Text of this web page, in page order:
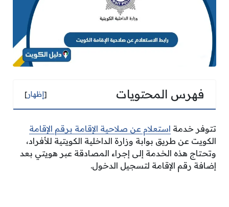
فهرس المحتويات [إظهار]
تتوفر خدمة استعلام عن صلاحية الإقامة برقم الإقامة
الكويت عن طريق بوابة وزارة الداخلية الكويتية للأفراد،
وتحتاج هذه الخدمة إلى إجراء المصادقة عبر هويتي بعد
إضافة رقم الإقامة لتسجيل الدخول.